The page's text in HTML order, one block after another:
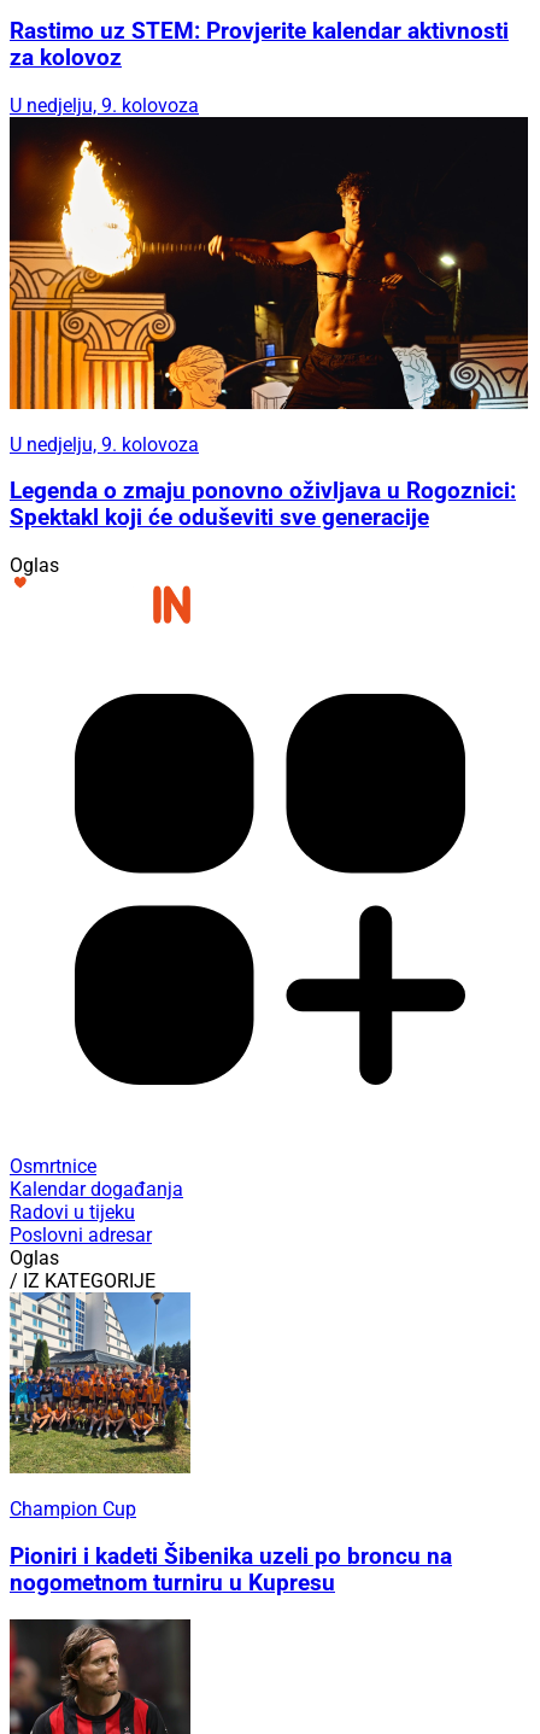
Rastimo uz STEM: Provjerite kalendar aktivnosti
za kolovoz
U nedjelju, 9. kolovoza
U nedjelju, 9. kolovoza
Legenda o zmaju ponovno oživljava u Rogoznici:
Spektakl koji će oduševiti sve generacije
Oglas
Osmrtnice
Kalendar događanja
Radovi u tijeku
Poslovni adresar
Oglas
/ IZ KATEGORIJE
Champion Cup
Pioniri i kadeti Šibenika uzeli po broncu na
nogometnom turniru u Kupresu